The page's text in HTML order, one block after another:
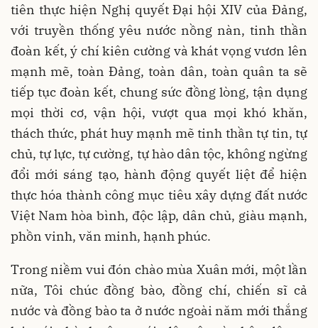
tiên thực hiện Nghị quyết Đại hội XIV của Đảng,
với truyền thống yêu nước nồng nàn, tinh thần
đoàn kết, ý chí kiên cường và khát vọng vươn lên
mạnh mẽ, toàn Đảng, toàn dân, toàn quân ta sẽ
tiếp tục đoàn kết, chung sức đồng lòng, tận dụng
mọi thời cơ, vận hội, vượt qua mọi khó khăn,
thách thức, phát huy mạnh mẽ tinh thần tự tin, tự
chủ, tự lực, tự cường, tự hào dân tộc, không ngừng
đổi mới sáng tạo, hành động quyết liệt để hiện
thực hóa thành công mục tiêu xây dựng đất nước
Việt Nam hòa bình, độc lập, dân chủ, giàu mạnh,
phồn vinh, văn minh, hạnh phúc.
Trong niềm vui đón chào mùa Xuân mới, một lần
nữa, Tôi chúc đồng bào, đồng chí, chiến sĩ cả
nước và đồng bào ta ở nước ngoài năm mới thắng